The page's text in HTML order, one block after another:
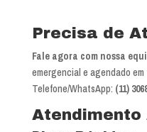
Precisa de
Fale agora com nossa
emergencial e agendado
Telefone/WhatsApp: (11)